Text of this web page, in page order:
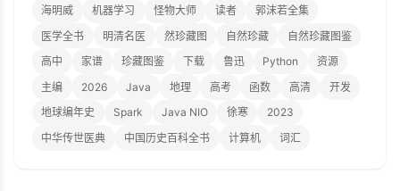
海明威
机器学习 怪物大师 读者
郭沫若全集
医学全书
明清名医 然珍藏图 自然珍藏
自然珍藏图鉴
高中
家谱 珍藏图鉴 下载 鲁迅 Python
资源
主编
2026 Java 地理 高考 函数 高清
开发
地球编年史
Spark Java NIO 徐寒
2023
中华传世医典
中国历史百科全书 计算机 词汇